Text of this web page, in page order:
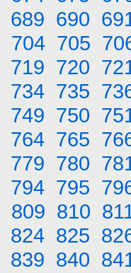
689 690
704 705
719 720
734 735
749 750
764 765
779 780
794 795
809 810
824 825
839 840